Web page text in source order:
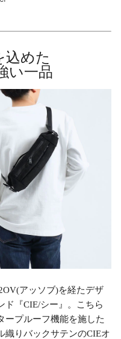
込めた
い一品
アッソブ)を経たデザ
ド『CIE/シー』。こちら
ープルーフ機能を施した
織りバックサテンのCIEオ